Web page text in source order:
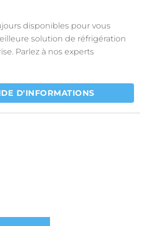
disponibles pour vous
solution de réfrigération
Parlez à nos experts
D'INFORMATIONS